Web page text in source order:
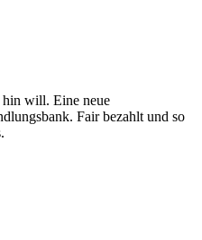
will. Eine neue
Fair bezahlt und so